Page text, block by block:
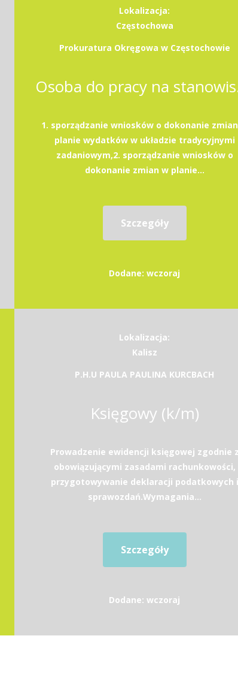
Lokalizacja:
Częstochowa
Prokuratura Okręgowa w Częstochowie
1. sporządzanie wniosków o dokonanie
planie wydatków w układzie tradycyjnymi
zadaniowym,2. sporządzanie wniosków o
dokonanie zmian w planie...
Szczegóły
Dodane: wczoraj
Lokalizacja:
Kalisz
P.H.U PAULA PAULINA KURCBACH
Księgowy (k/m)
Prowadzenie ewidencji księgowej zgodnie z
obowiązującymi zasadami rachunkowości,
przygotowywanie deklaracji podatkowych i
sprawozdań.Wymagania...
Szczegóły
Dodane: wczoraj